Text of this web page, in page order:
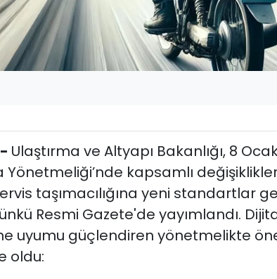
Ulaştırma ve Altyapı Bakanlığı, 8
Yönetmeliği’nde kapsamlı
taşımacılığına yeni standartlar
Resmi Gazete'de yayımlandı.
uyumu güçlendiren yönetmelikte
oldu: